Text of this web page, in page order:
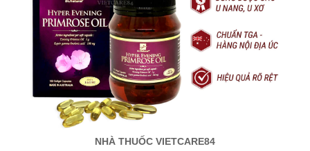
NHÀ THUỐC VIETCARE84